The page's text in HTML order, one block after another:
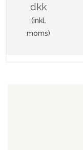
dkk
(inkl.
moms)